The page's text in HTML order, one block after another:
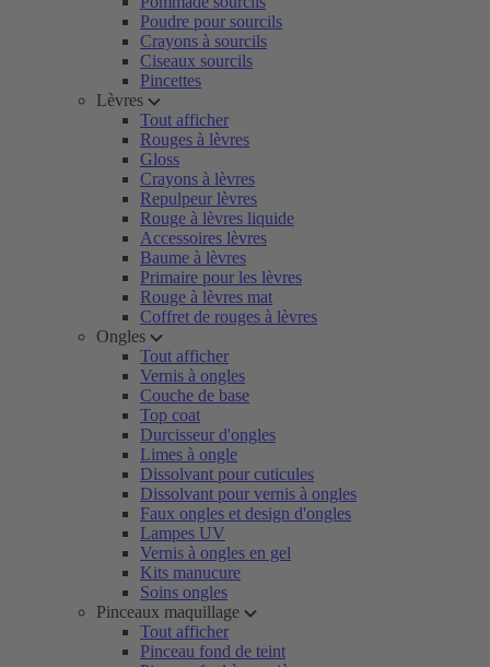
Poudre pour sourcils
Crayons à sourcils
Ciseaux sourcils
Pincettes
Lèvres
Tout afficher
Rouges à lèvres
Gloss
Crayons à lèvres
Repulpeur lèvres
Rouge à lèvres liquide
Accessoires lèvres
Baume à lèvres
Primaire pour les lèvres
Rouge à lèvres mat
Coffret de rouges à lèvres
Ongles
Tout afficher
Vernis à ongles
Couche de base
Top coat
Durcisseur d'ongles
Limes à ongle
Dissolvant pour cuticules
Dissolvant pour vernis à ongles
Faux ongles et design d'ongles
Lampes UV
Vernis à ongles en gel
Kits manucure
Soins ongles
Pinceaux maquillage
Tout afficher
Pinceau fond de teint